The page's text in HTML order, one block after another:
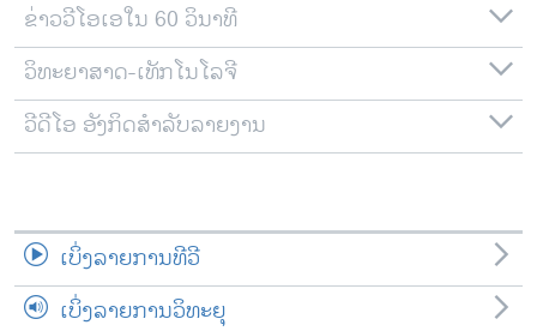
ພາສາຕ່າງໆ
ຂ່າວວີໂອເອໃນ 60 ວິນາທີ
ວິທະຍາສາດ-ເທັກໂນໂລຈີ
ວີດີໂອ ອັງກິດສຳລັບລາຍງານ
ເບິ່ງລາຍການທີວີ
ເບິ່ງລາຍການວິທະຍຸ